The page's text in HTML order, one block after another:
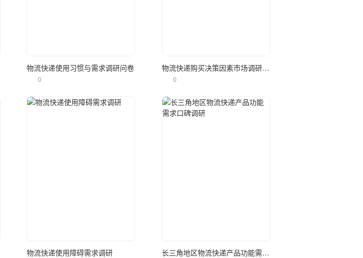
物流快递使用习惯与需求调研问卷
0
物流快递购买决策因素市场调研问卷
0
物流快递使用障碍需求调研
长三角地区物流快递产品功能需求口碑调研